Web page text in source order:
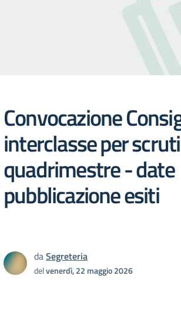
Convocazione
interclasse per
quadrimestre - date
pubblicazione esiti
daSegreteria
delvenerdì, 22 maggio 2026